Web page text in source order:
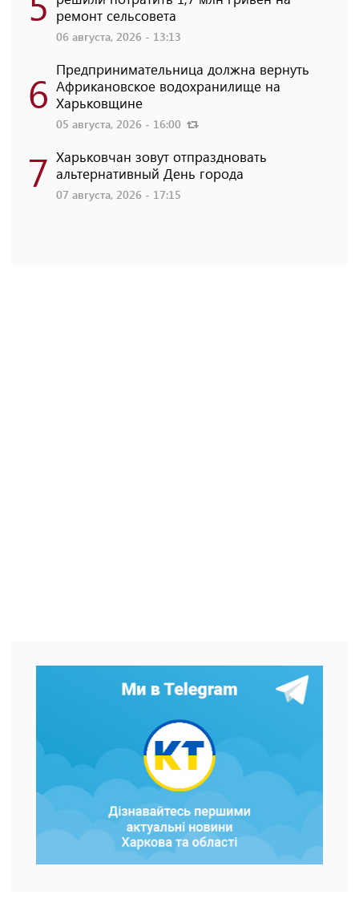
ремонт сельсовета
06 августа, 2026 - 13:13
6 Предпринимательница должна вернуть
Африкановское водохранилище на
Харьковщине
05 августа, 2026 - 16:00
7 Харьковчан зовут отпраздновать
альтернативный День города
07 августа, 2026 - 17:15